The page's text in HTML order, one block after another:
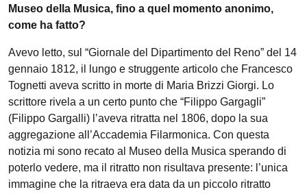
Museo della Musica, fino a quel momento anonimo,
come ha fatto?
Avevo letto, sul “Giornale del Dipartimento del Reno” del 14
gennaio 1812, il lungo e struggente articolo che Francesco
Tognetti aveva scritto in morte di Maria Brizzi Giorgi. Lo
scrittore rivela a un certo punto che “Filippo Gargagli”
(Filippo Gargalli) l’aveva ritratta nel 1806, dopo la sua
aggregazione all’Accademia Filarmonica. Con questa
notizia mi sono recato al Museo della Musica sperando di
poterlo vedere, ma il ritratto non risultava presente: l’unica
immagine che la ritraeva era data da un piccolo ritratto